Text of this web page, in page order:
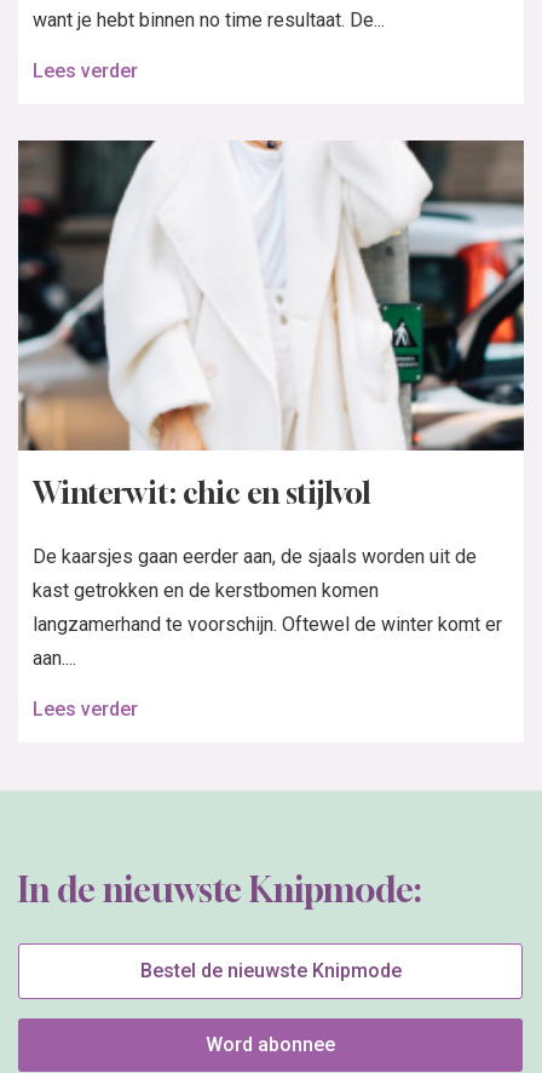
want je hebt binnen no time resultaat. De...
Lees verder
Winterwit: chic en stijlvol
De kaarsjes gaan eerder aan, de sjaals worden uit de
kast getrokken en de kerstbomen komen
langzamerhand te voorschijn. Oftewel de winter komt er
aan....
Lees verder
In de nieuwste Knipmode:
Bestel de nieuwste Knipmode
Word abonnee